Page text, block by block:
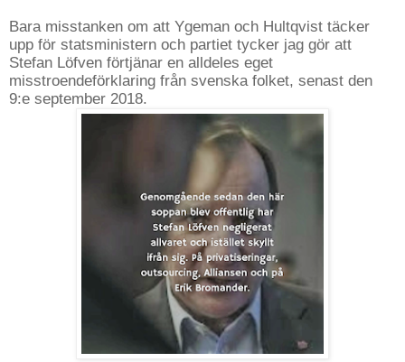
Bara misstanken om att Ygeman och Hultqvist täcker
upp för statsministern och partiet tycker jag gör att
Stefan Löfven förtjänar en alldeles eget
misstroendeförklaring från svenska folket, senast den
9:e september 2018.